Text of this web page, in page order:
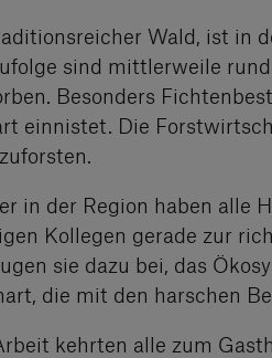
Wald, ist in
sind mittlerweile
Besonders
einnistet. Die
in der Region haben alle
Kollegen gerade zur
sie dazu bei, das
die mit den harschen
kehrten alle zum